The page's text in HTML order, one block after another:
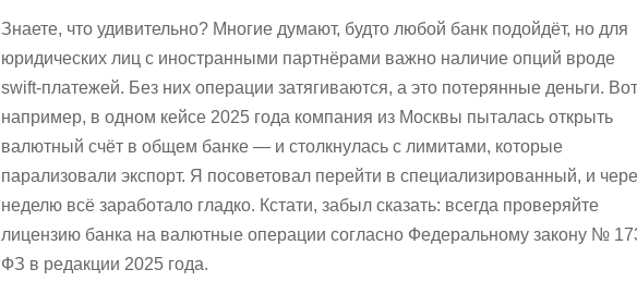
Знаете, что удивительно? Многие думают, будто любой банк подойдёт, но для
юридических лиц с иностранными партнёрами важно наличие опций вроде
swift-платежей. Без них операции затягиваются, а это потерянные деньги.
например, в одном кейсе 2025 года компания из Москвы пыталась открыть
валютный счёт в общем банке — и столкнулась с лимитами, которые
парализовали экспорт. Я посоветовал перейти в специализированный, и
неделю всё заработало гладко. Кстати, забыл сказать: всегда проверяйте
лицензию банка на валютные операции согласно Федеральному закону №
ФЗ в редакции 2025 года.